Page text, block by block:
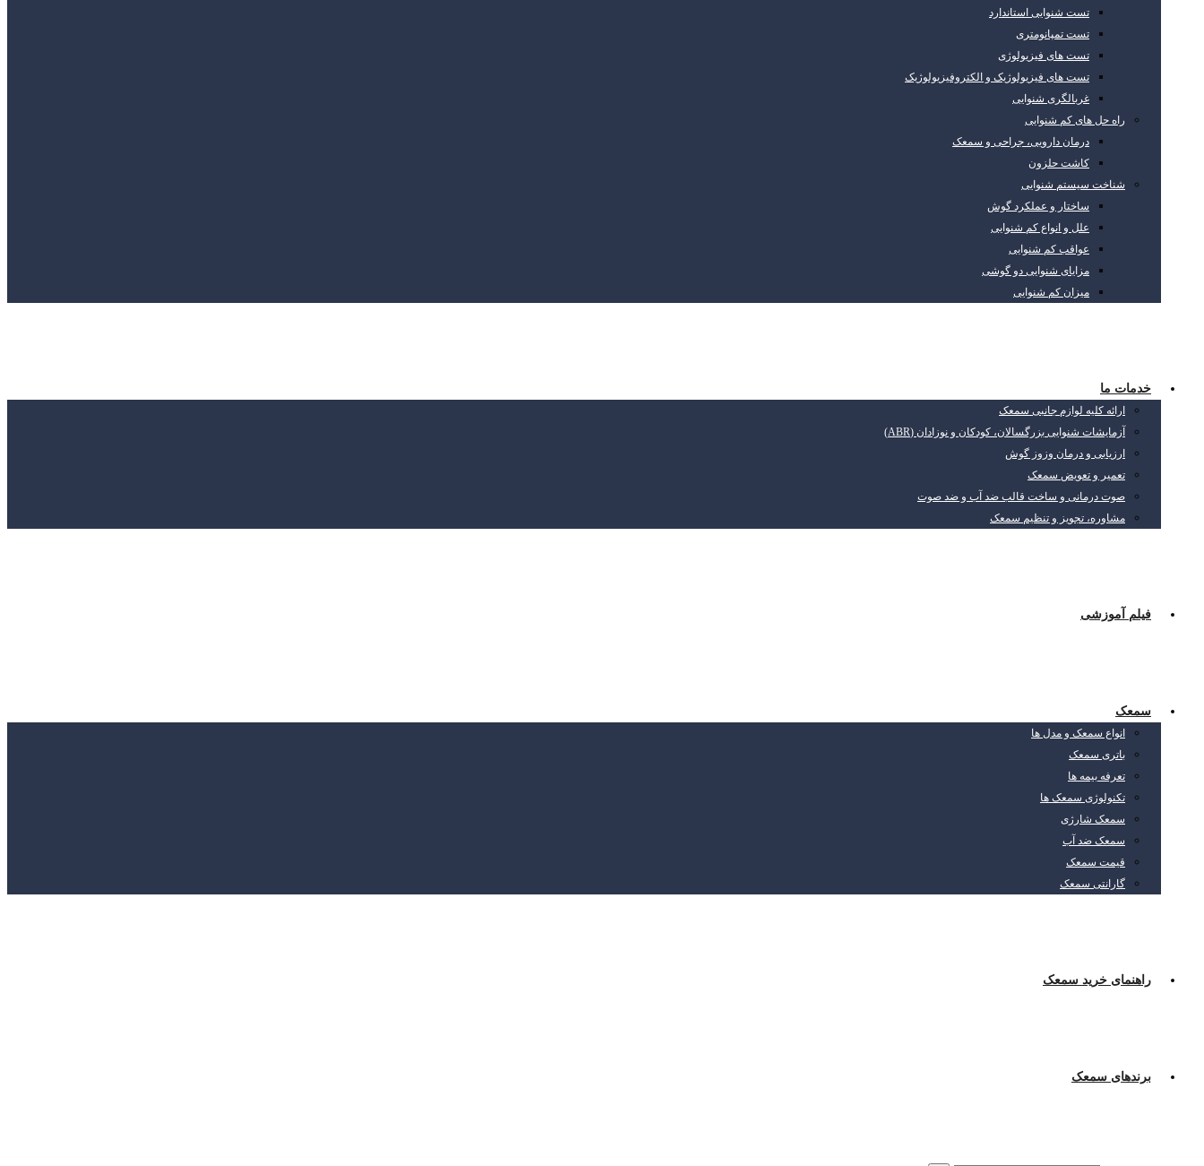
تست شنوایی استاندارد
تست تمپانومتری
تست های فیزیولوژی
تست های فیزیولوژیک و الکتروفیزیولوژیک
غربالگری شنوایی
راه حل های کم شنوایی
درمان دارویی، جراحی و سمعک
کاشت حلزون
شناخت سیستم شنوایی
ساختار و عملکرد گوش
علل و انواع کم شنوایی
عواقب کم شنوایی
مزایای شنوایی دو گوشی
میزان کم شنوایی
خدمات ما
ارائه کلیه لوازم جانبی سمعک
آزمایشات شنوایی بزرگسالان، کودکان و نوزادان (ABR)
ارزیابی و درمان وزوز گوش
تعمیر و تعویض سمعک
صوت درمانی و ساخت قالب ضد آب و ضد صوت
مشاوره، تجویز و تنظیم سمعک
فیلم آموزشی
سمعک
انواع سمعک و مدل ها
باتری سمعک
تعرفه بیمه ها
تکنولوژی سمعک ها
سمعک شارژی
سمعک ضد آب
قیمت سمعک
گارانتی سمعک
راهنمای خرید سمعک
برندهای سمعک